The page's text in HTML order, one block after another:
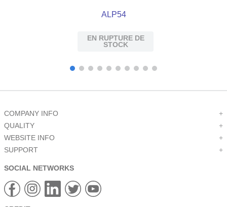
ALP54
EN RUPTURE DE
STOCK
COMPANY INFO
+
QUALITY
+
WEBSITE INFO
+
SUPPORT
+
SOCIAL NETWORKS